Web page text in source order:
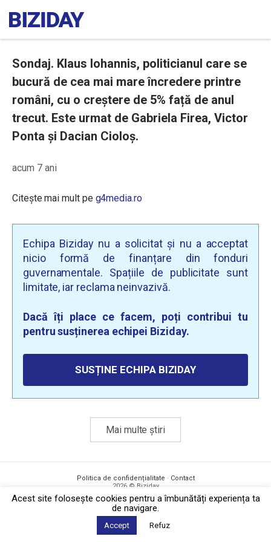
Sondaj. Klaus Iohannis, politicianul care se
bucură de cea mai mare încredere printre
români, cu o creștere de 5% față de anul
trecut. Este urmat de Gabriela Firea, Victor
Ponta și Dacian Cioloș.
acum 7 ani
Citește mai mult pe g4media.ro
Echipa Biziday nu a solicitat și nu a acceptat
nicio formă de finanțare din fonduri
guvernamentale. Spațiile de publicitate sunt
limitate, iar reclama neinvazivă.
Dacă îți place ce facem, poți contribui tu
pentru susținerea echipei Biziday.
SUSȚINE ECHIPA BIZIDAY
Mai multe știri
Politica de confidențialitate · Contact
2026 © Biziday
Acest site foloseşte cookies pentru a îmbunătăți experiența ta
de navigare.
Accept Refuz